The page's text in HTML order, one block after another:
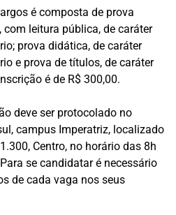
é composta de prova
leitura pública, de caráter
prova didática, de caráter
e prova de títulos, de caráter
é de R$ 300,00.
deve ser protocolado no
campus Imperatriz, localizado
Centro, no horário das 8h
se candidatar é necessário
de cada vaga nos seus